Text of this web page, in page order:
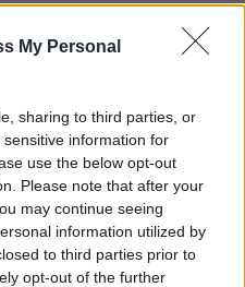
My Personal
sharing to third parties, or
information for
use the below opt-out
Please note that after your
may continue seeing
information utilized by
to third parties prior to
opt-out of the further
στα δάνεια, νέο deal
των κερδών της
«Σε πέντε χρόνια
την εξέλιξη του